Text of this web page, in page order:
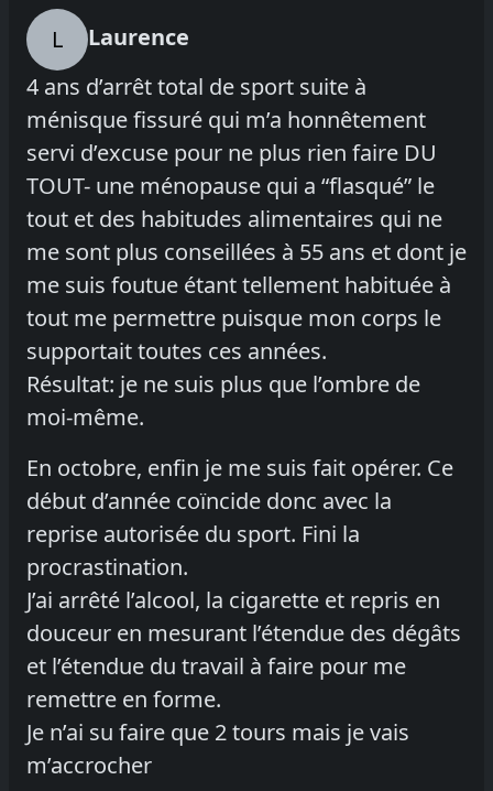
L
Laurence
4 ans d’arrêt total de sport suite à
ménisque fissuré qui m’a honnêtement
servi d’excuse pour ne plus rien faire DU
TOUT- une ménopause qui a “flasqué” le
tout et des habitudes alimentaires qui ne
me sont plus conseillées à 55 ans et dont je
me suis foutue étant tellement habituée à
tout me permettre puisque mon corps le
supportait toutes ces années.
Résultat: je ne suis plus que l’ombre de
moi-même.
En octobre, enfin je me suis fait opérer. Ce
début d’année coïncide donc avec la
reprise autorisée du sport. Fini la
procrastination.
J’ai arrêté l’alcool, la cigarette et repris en
douceur en mesurant l’étendue des dégâts
et l’étendue du travail à faire pour me
remettre en forme.
Je n’ai su faire que 2 tours mais je vais
m’accrocher